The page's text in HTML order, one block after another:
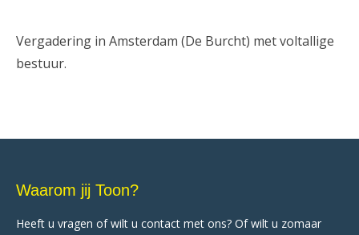
Vergadering in Amsterdam (De Burcht) met voltallige
bestuur.
Waarom jij Toon?
Heeft u vragen of wilt u contact met ons? Of wilt u zomaar